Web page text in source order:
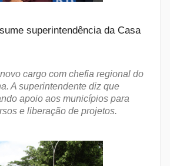
superintendência da Casa
cargo com chefia regional do
A superintendente diz que
apoio aos municípios para
e liberação de projetos.